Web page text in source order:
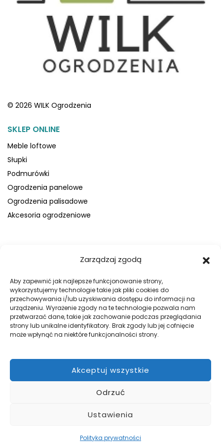
Zarządzaj zgodą
Aby zapewnić jak najlepsze funkcjonowanie strony,
wykorzystujemy technologie takie jak pliki cookies do
przechowywania i/lub uzyskiwania dostępu do informacji na
urządzeniu. Wyrażenie zgody na te technologie pozwala nam
przetwarzać dane, takie jak zachowanie podczas przeglądania
strony lub unikalne identyfikatory. Brak zgody lub jej cofnięcie
może wpłynąć na niektóre funkcjonalności strony.
Akceptuj wszystkie
Odrzuć
Ustawienia
Polityka prywatności
© 2026 WILK Ogrodzenia
SKLEP ONLINE
Meble loftowe
Słupki
Podmurówki
Ogrodzenia panelowe
Ogrodzenia palisadowe
Akcesoria ogrodzeniowe
Blog
Kontakt
Galeria
Regulamin
Polityka prywatności
DOBRE OGRODZENIA
Zabezpiecz swój teren z firmą WILK Ogrodzenia Paulina Wilk.
Pomożemy przy projekcie, a później go zrealizujemy.